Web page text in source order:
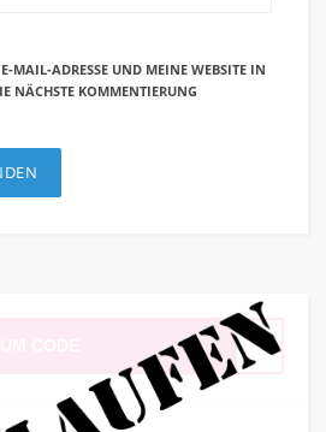
MAIL-ADRESSE UND MEINE WEBSITE IN
NÄCHSTE KOMMENTIERUNG